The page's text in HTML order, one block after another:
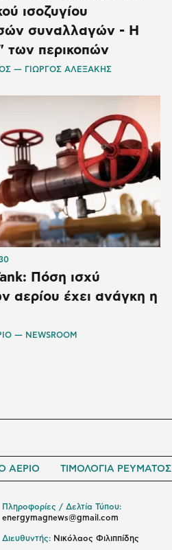
ισοζυγίου
συναλλαγών - Η
των περικοπών
— ΓΙΩΡΓΟΣ ΑΛΕΞΑΚΗΣ
Πόση ισχύ
αερίου έχει ανάγκη η
— NEWSROOM
ΑΕΡΙΟ ΤΙΜΟΛΟΓΙΑ ΡΕΥΜΑΤΟΣ
Πληροφορίες / Δελτία Τύπου:
energymagnews@gmail.com
Διευθυντής: Νικόλαος Φιλιππίδης